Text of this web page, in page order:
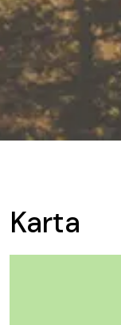
Karta